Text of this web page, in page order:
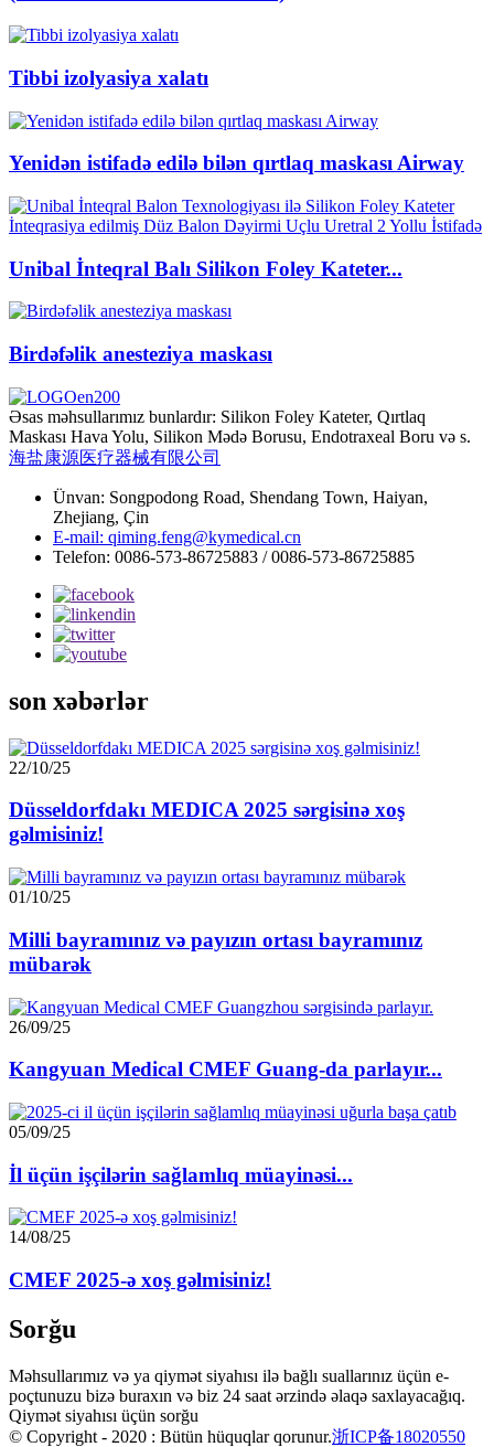
Tibbi izolyasiya xalatı
Yenidən istifadə edilə bilən qırtlaq maskası Airway
Unibal İnteqral Balı Silikon Foley Kateter...
Birdəfəlik anesteziya maskası
Əsas məhsullarımız bunlardır: Silikon Foley Kateter, Qırtlaq
Maskası Hava Yolu, Silikon Mədə Borusu, Endotraxeal Boru və s.
海盐康源医疗器械有限公司
Ünvan: Songpodong Road, Shendang Town, Haiyan,
Zhejiang, Çin
E-mail: qiming.feng@kymedical.cn
Telefon: 0086-573-86725883 / 0086-573-86725885
son xəbərlər
22/10/25
Düsseldorfdakı MEDICA 2025 sərgisinə xoş
gəlmisiniz!
01/10/25
Milli bayramınız və payızın ortası bayramınız
mübarək
26/09/25
Kangyuan Medical CMEF Guang-da parlayır...
05/09/25
İl üçün işçilərin sağlamlıq müayinəsi...
14/08/25
CMEF 2025-ə xoş gəlmisiniz!
Sorğu
Məhsullarımız və ya qiymət siyahısı ilə bağlı suallarınız üçün e-
poçtunuzu bizə buraxın və biz 24 saat ərzində əlaqə saxlayacağıq.
Qiymət siyahısı üçün sorğu
© Copyright - 2020 : Bütün hüquqlar qorunur.浙ICP备18020550